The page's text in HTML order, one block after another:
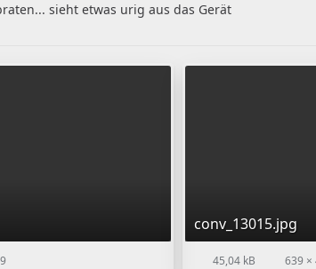
sieht etwas urig aus das Gerät
conv_13015.jpg
45,04 kB 639 ×